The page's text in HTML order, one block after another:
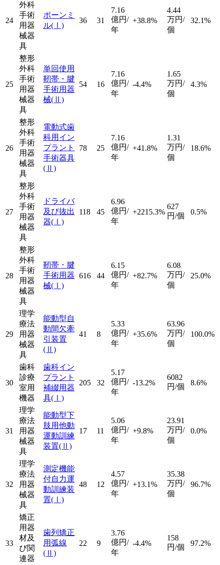
24
外科
手術
用器
械器
具
ボーンミ
ル(Ⅰ)
36 31
7.16
億円/
年
+38.8%
4.44
万円/
個
32.1%
25
整形
外科
手術
用器
械器
具
単回使用
靭帯・腱
手術用器
械(Ⅱ)
54 16
7.16
億円/
年
-4.4%
1.65
万円/
個
4.3%
26
整形
外科
手術
用器
械器
具
電動式歯
科用イン
プラント
手術器具
(Ⅱ)
78 25
7.16
億円/
年
+41.8%
1.31
万円/
個
18.6%
27
整形
外科
手術
用器
械器
具
ドライバ
及び抜出
器(Ⅰ)
118 45
6.96
億円/
年
+2215.3%
627
円/個
0.5%
28
整形
外科
手術
用器
械器
具
靭帯・腱
手術用器
械(Ⅰ)
616 44
6.15
億円/
年
+82.7%
6.08
万円/
個
25.0%
29
理学
療法
用器
械器
具
能動型自
動間欠牽
引装置
(Ⅱ)
41 8
5.33
億円/
年
+35.6%
63.96
万円/
個
100.0%
30
歯科
診療
室用
機器
歯科イン
プラント
補綴用器
具(Ⅰ)
205 32
5.17
億円/
年
-13.2%
6082
円/個
8.6%
31
理学
療法
用器
械器
具
能動型下
肢用他動
運動訓練
装置(Ⅱ)
17 11
5.06
億円/
年
+9.8%
23.91
万円/
個
0.0%
32
理学
療法
用器
械器
具
測定機能
付自力運
動訓練装
置(Ⅰ)
48 12
4.57
億円/
年
+13.1%
35.38
万円/
個
96.7%
33
矯正
用器
材及
び関
連器
歯列矯正
用弧線
(Ⅱ)
22 9
3.76
億円/
年
-4.4%
158
円/個
97.2%